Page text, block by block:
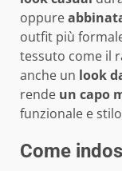
oppure
outfit più
tessuto come il
anche un look
rende un capo
funzionale e
Come